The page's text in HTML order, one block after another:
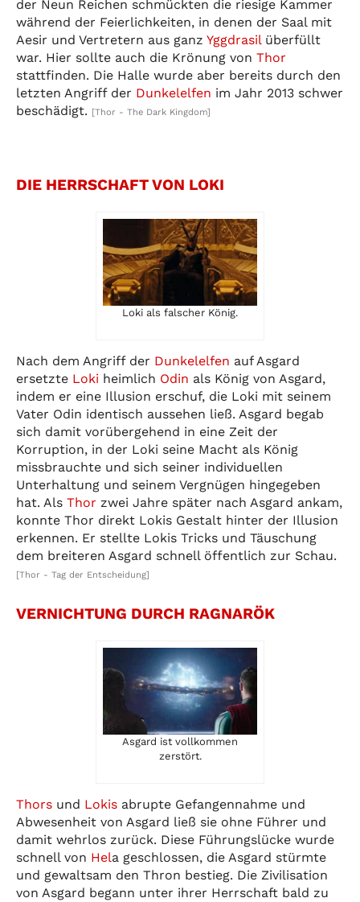
der Neun Reichen schmückten die riesige Kammer
während der Feierlichkeiten, in denen der Saal mit
Aesir und Vertretern aus ganz Yggdrasilüberfüllt
war. Hier sollte auch die Krönung von Thor
stattfinden. Die Halle wurde aber bereits durch den
letzten Angriff der Dunkelelfen im Jahr 2013 schwer
beschädigt. [Thor - The Dark Kingdom]
DIE HERRSCHAFT VON LOKI
Loki als falscher König.
Nach dem Angriff der Dunkelelfen auf Asgard
ersetzte Loki heimlich Odin als König von Asgard,
indem er eine Illusion erschuf, die Loki mit seinem
Vater Odin identisch aussehen ließ. Asgard begab
sich damit vorübergehend in eine Zeit der
Korruption, in der Loki seine Macht als König
missbrauchte und sich seiner individuellen
Unterhaltung und seinem Vergnügen hingegeben
hat. Als Thor zwei Jahre später nach Asgard ankam,
konnte Thor direkt Lokis Gestalt hinter der Illusion
erkennen. Er stellte Lokis Tricks und Täuschung
dem breiteren Asgard schnell öffentlich zur Schau.
[Thor - Tag der Entscheidung]
VERNICHTUNG DURCH RAGNARÖK
Asgard ist vollkommen
zerstört.
Thors und Lokis abrupte Gefangennahme und
Abwesenheit von Asgard ließ sie ohne Führer und
damit wehrlos zurück. Diese Führungslücke wurde
schnell von Hela geschlossen, die Asgard stürmte
und gewaltsam den Thron bestieg. Die Zivilisation
von Asgard begann unter ihrer Herrschaft bald zu